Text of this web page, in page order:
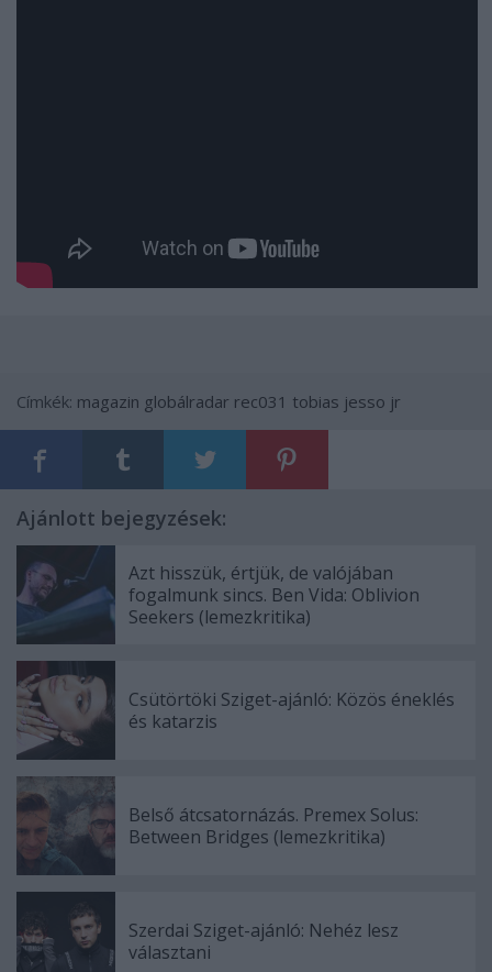
Címkék: magazin globálradar rec031 tobias jesso jr
Ajánlott bejegyzések:
Azt hisszük, értjük, de valójában
fogalmunk sincs. Ben Vida: Oblivion
Seekers (lemezkritika)
Csütörtöki Sziget-ajánló: Közös éneklés
és katarzis
Belső átcsatornázás. Premex Solus:
Between Bridges (lemezkritika)
Szerdai Sziget-ajánló: Nehéz lesz
választani